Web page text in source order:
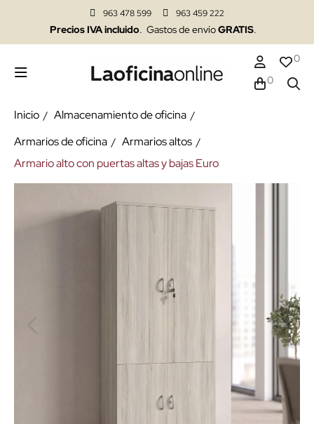
963 478 599 963 459 222
Precios IVA incluido. Gastos de envíoGRATIS.
0
0
Inicio
Almacenamiento de oficina
Armarios de oficina
Armarios altos
Armario alto con puertas altas y bajas Euro